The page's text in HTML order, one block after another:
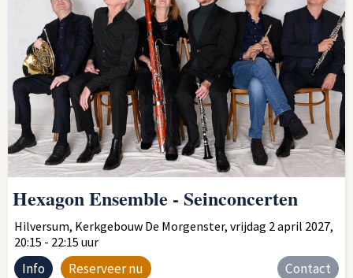
Hexagon Ensemble - Seinconcerten
Hilversum, Kerkgebouw De Morgenster, vrijdag 2 april 2027,
20:15 - 22:15 uur
Info Reserveer nu Contact